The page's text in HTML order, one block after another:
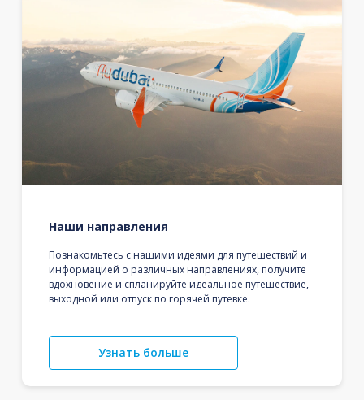
Наши направления
Познакомьтесь с нашими идеями для путешествий и
информацией о различных направлениях, получите
вдохновение и спланируйте идеальное путешествие,
выходной или отпуск по горячей путевке.
Узнать больше